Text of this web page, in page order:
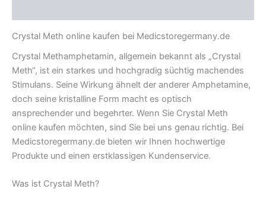
Crystal Meth online kaufen bei Medicstoregermany.de
Crystal Methamphetamin, allgemein bekannt als „Crystal
Meth“, ist ein starkes und hochgradig süchtig machendes
Stimulans. Seine Wirkung ähnelt der anderer Amphetamine,
doch seine kristalline Form macht es optisch
ansprechender und begehrter. Wenn Sie Crystal Meth
online kaufen möchten, sind Sie bei uns genau richtig. Bei
Medicstoregermany.de bieten wir Ihnen hochwertige
Produkte und einen erstklassigen Kundenservice.
Was ist Crystal Meth?